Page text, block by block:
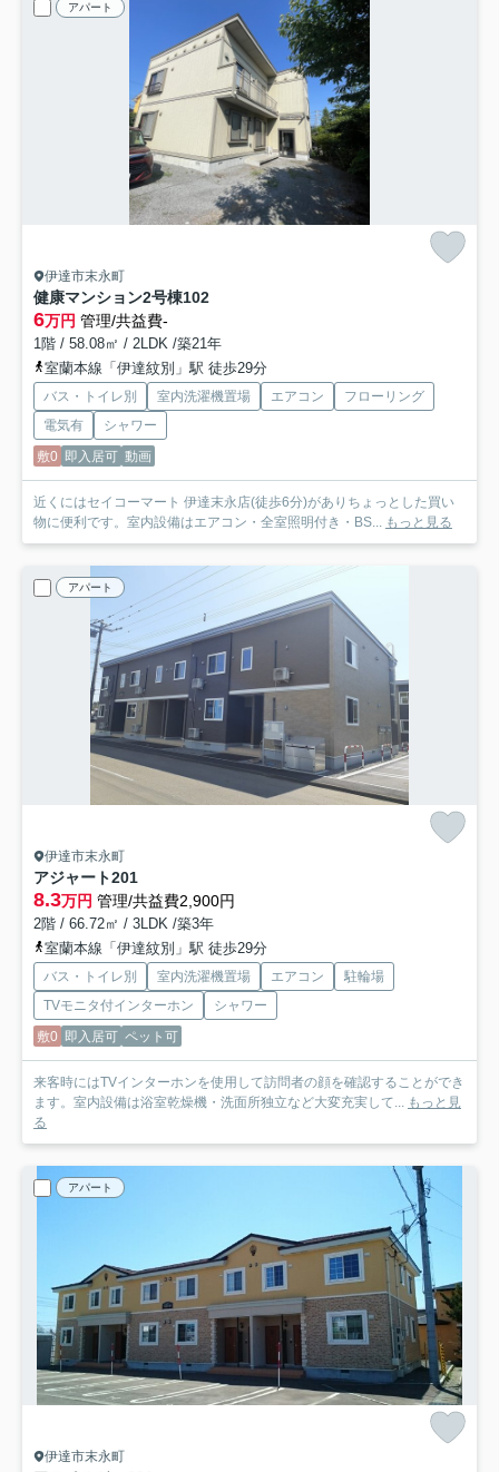
アパート
伊達市末永町
健康マンション2号棟102
6万円 管理/共益費-
1階 / 58.08㎡ / 2LDK /築21年
室蘭本線「伊達紋別」駅 徒歩29分
バス・トイレ別 室内洗濯機置場 エアコン
フローリング
電気有
シャワー
敷0 即入居可 動画
近くにはセイコーマート 伊達末永店(徒歩6分)がありちょっとした買い
物に便利です。室内設備はエアコン・全室照明付き・BS... もっと見る
アパート
伊達市末永町
アジャート201
8.3万円 管理/共益費2,900円
2階 / 66.72㎡ / 3LDK /築3年
室蘭本線「伊達紋別」駅 徒歩29分
バス・トイレ別 室内洗濯機置場 エアコン
駐輪場
TVモニタ付インターホン
シャワー
敷0 即入居可 ペット可
来客時にはTVインターホンを使用して訪問者の顔を確認することができ
ます。室内設備は浴室乾燥機・洗面所独立など大変充実して... もっと見
る
アパート
伊達市末永町